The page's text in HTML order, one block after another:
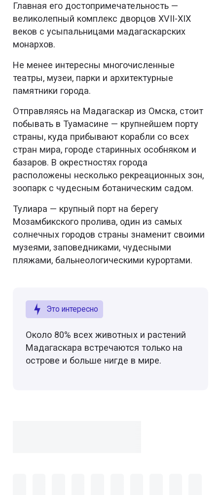
Главная его достопримечательность —
великолепный комплекс дворцов XVII-XIX
веков с усыпальницами мадагаскарских
монархов.
Не менее интересны многочисленные
театры, музеи, парки и архитектурные
памятники города.
Отправляясь на Мадагаскар из Омска, стоит
побывать в Туамасине — крупнейшем порту
страны, куда прибывают корабли со всех
стран мира, городе старинных особняком и
базаров. В окрестностях города
расположены несколько рекреационных зон,
зоопарк с чудесным ботаническим садом.
Тулиара — крупный порт на берегу
Мозамбикского пролива, один из самых
солнечных городов страны знаменит своими
музеями, заповедниками, чудесными
пляжами, бальнеологическими курортами.
Это интересно
Около 80% всех животных и растений
Мадагаскара встречаются только на
острове и больше нигде в мире.